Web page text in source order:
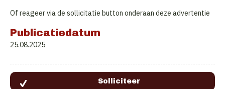
Of reageer via de sollicitatie button onderaan deze advertentie
Publicatiedatum
25.08.2025